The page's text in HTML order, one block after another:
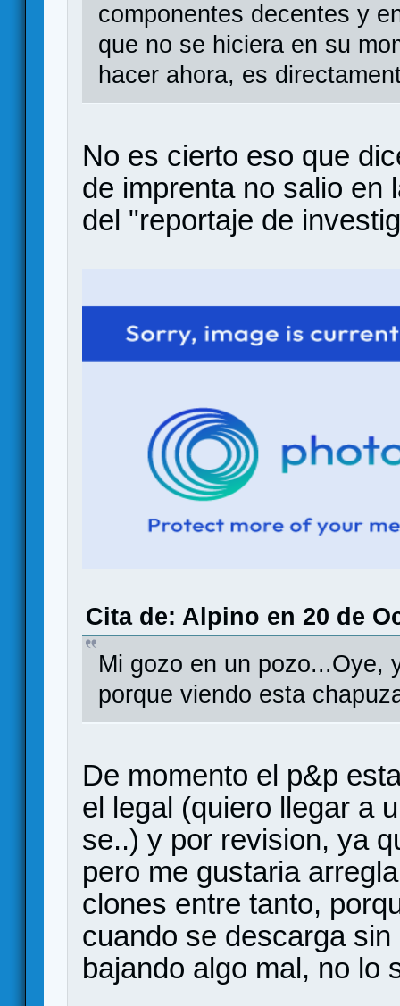
componentes decentes y
que no se hiciera en su
hacer ahora, es
No es cierto eso que
de imprenta no salio en
del "reportaje de
Cita de: Alpino en 20 de
Mi gozo en un pozo...Oye,
porque viendo esta
De momento el p&p
el legal (quiero llegar a
se..) y por revision, ya
pero me gustaria
clones entre tanto,
cuando se descarga
bajando algo mal, no